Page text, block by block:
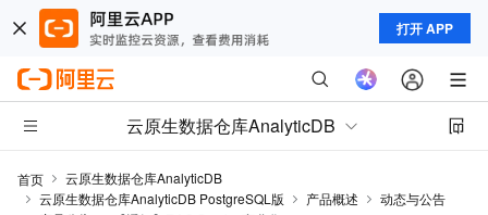
打开 APP
云原生数据仓库AnalyticDB
首页
云原生数据仓库AnalyticDB
云原生数据仓库AnalyticDB PostgreSQL版
产品概述
动态与公告